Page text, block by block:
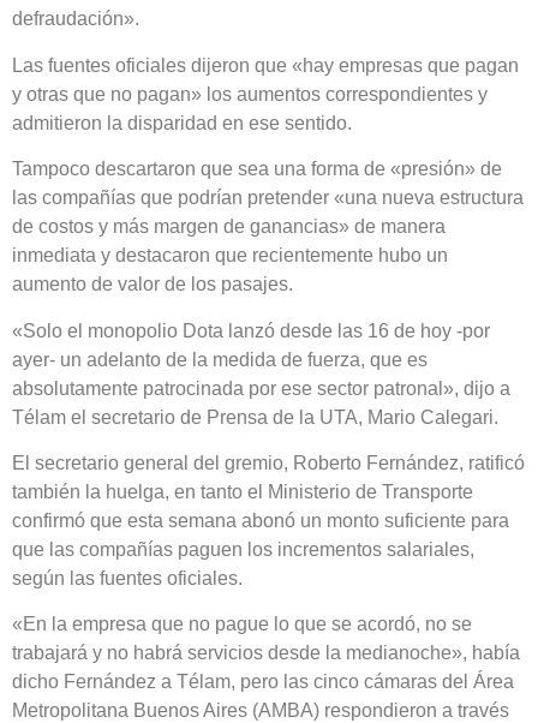
defraudación».
Las fuentes oficiales dijeron que «hay empresas que pagan
y otras que no pagan» los aumentos correspondientes y
admitieron la disparidad en ese sentido.
Tampoco descartaron que sea una forma de «presión» de
las compañías que podrían pretender «una nueva estructura
de costos y más margen de ganancias» de manera
inmediata y destacaron que recientemente hubo un
aumento de valor de los pasajes.
«Solo el monopolio Dota lanzó desde las 16 de hoy -por
ayer- un adelanto de la medida de fuerza, que es
absolutamente patrocinada por ese sector patronal», dijo a
Télam el secretario de Prensa de la UTA, Mario Calegari.
El secretario general del gremio, Roberto Fernández, ratificó
también la huelga, en tanto el Ministerio de Transporte
confirmó que esta semana abonó un monto suficiente para
que las compañías paguen los incrementos salariales,
según las fuentes oficiales.
«En la empresa que no pague lo que se acordó, no se
trabajará y no habrá servicios desde la medianoche», había
dicho Fernández a Télam, pero las cinco cámaras del Área
Metropolitana Buenos Aires (AMBA) respondieron a través